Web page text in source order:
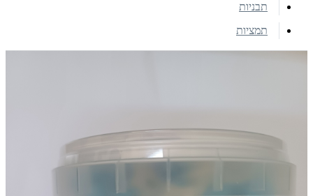
תבניות
תמציות